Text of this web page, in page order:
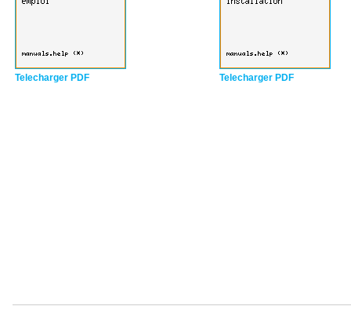
Telecharger PDF Telecharger PDF